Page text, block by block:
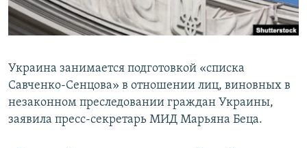
ELIFBE
УКРАИНСКАЯ ПРОБЛЕМА КРЫМА
Украина занимается подготовкой «списка
Савченко-Сенцова» в отношении лиц, виновных в
незаконном преследовании граждан Украины,
заявила пресс-секретарь МИД Марьяна Беца.